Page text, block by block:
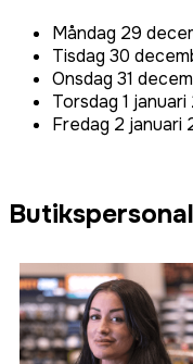
Måndag 29
Tisdag 30
Onsdag 31
Torsdag 1
Fredag 2 januari
Butikspersonal